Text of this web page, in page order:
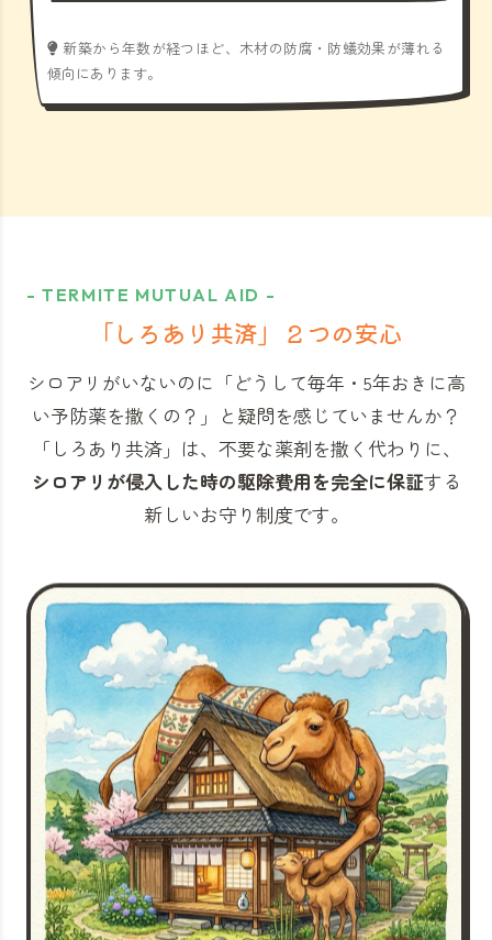
新築から年数が経つほど、木材の防腐・防蟻効果が薄れる
傾向にあります。
- TERMITE MUTUAL AID -
「しろあり共済」 ２つの安心
シロアリがいないのに「どうして毎年・5年おきに高
い予防薬を撒くの？」と 疑問を感じていませんか？
「しろあり共済」 は、不要な薬剤を撒く代わりに、
シロアリが侵入した時の駆除費用を完全に保証する
新しいお守り制度です。